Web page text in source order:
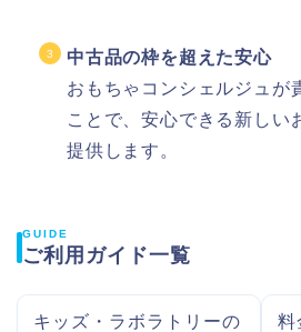
中古品の枠を超えた安心
おもちゃコンシェルジュが
ことで、安心できる新しい
提供します。
GUIDE
ご利用ガイド一覧
キッズ・ラボラトリーの
料